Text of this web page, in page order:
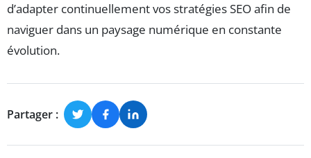
d’adapter continuellement vos stratégies SEO afin de
naviguer dans un paysage numérique en constante
évolution.
Partager :